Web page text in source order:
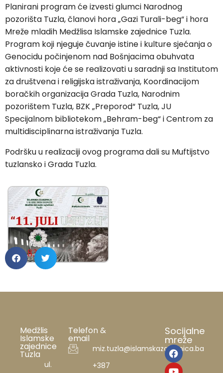
Planirani program će izvesti glumci Narodnog
pozorišta Tuzla, članovi hora „Gazi Turali-beg“ i hora
Mreže mladih Medžlisa Islamske zajednice Tuzla.
Program koji njeguje čuvanje istine i kulture sjećanja o
Genocidu počinjenom nad Bošnjacima obuhvata
aktivnosti koje će se realizovati u saradnji sa Institutom
za društvena i religijska istraživanja, Koordinacijom
boračkih organizacija Grada Tuzla, Narodnim
pozorištem Tuzla, BZK „Preporod“ Tuzla, JU
Specijalnom bibliotekom „Behram-beg“ i Centrom za
multidisciplinarna istraživanja Tuzla.
Podršku u realizaciji ovog programa dali su Muftijstvo
tuzlansko i Grada Tuzla.
Medžlis
Islamske
zajednice
Tuzla
ul.
Telefon &
email
miz.tuzla@islamskazajednica.ba
+387
Socijalne
mreže